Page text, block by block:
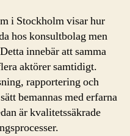
i Stockholm visar hur
hos konsultbolag men
innebär att samma
aktörer samtidigt.
rapportering och
bemannas med erfarna
är kvalitetssäkrade